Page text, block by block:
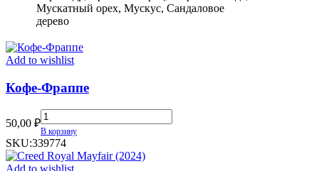
Мускатный орех, Мускус, Сандаловое
дерево
Add to wishlist
Кофе-Фраппе
50,00 ₽
Кофе-
Фраппе
quantity
В корзину
SKU:339774
Add to wishlist